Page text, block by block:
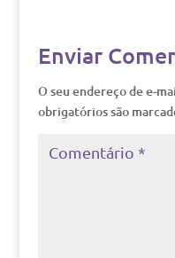
Enviar
O seu endereço de e-
obrigatórios são